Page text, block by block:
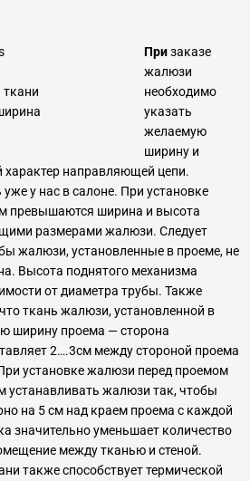
Призаказе
жалюзи
необходимо
указать
желаемую
ширину и
направляющей цепи.
у нас в салоне. При установке
превышаются ширина и высота
размерами жалюзи. Следует
жалюзи, установленные в проеме, не
Высота поднятого механизма
от диаметра трубы. Также
ткань жалюзи, установленной в
ширину проема — сторона
2….3см между стороной проема
установке жалюзи перед проемом
устанавливать жалюзи так, чтобы
на 5 см над краем проема с каждой
значительно уменьшает количество
между тканью и стеной.
также способствует термической